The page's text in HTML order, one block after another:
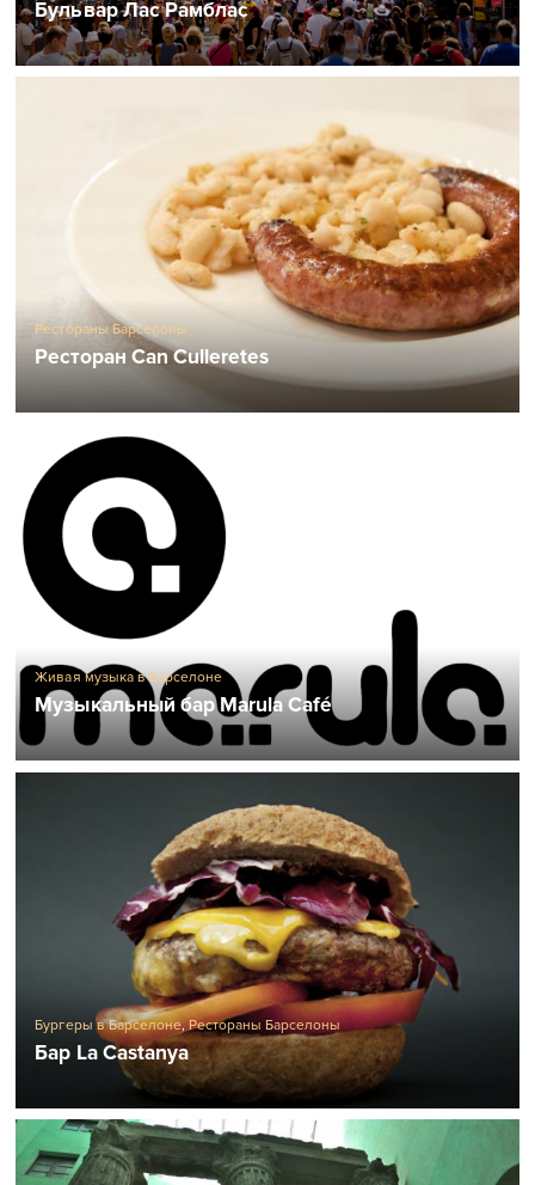
Бульвар Лас Рамблас
Рестораны Барселоны
Ресторан Can Culleretes
Живая музыка в Барселоне
Музыкальный бар Marula Café
Бургеры в Барселоне,Рестораны Барселоны
Бар La Castanya